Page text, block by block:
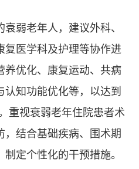
弱老年人，建议外科、
复医学科及护理等协作进
养优化、康复运动、共病
知功能优化等，以达到
重视衰弱老年住院患者术
，结合基础疾病、围术期
定个性化的干预措施。